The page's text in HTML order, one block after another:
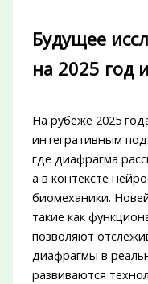
Будущее
на 2025 год
На рубеже 2025
интегративным
где диафрагма
а в контексте
биомеханики.
такие как
позволяют
диафрагмы в
развиваются